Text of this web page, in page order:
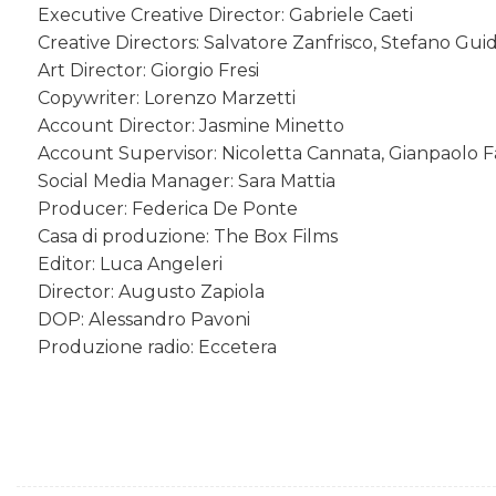
Executive Creative Director: Gabriele Caeti
Creative Directors: Salvatore Zanfrisco, Stefano
Art Director: Giorgio Fresi
Copywriter: Lorenzo Marzetti
Account Director: Jasmine Minetto
Account Supervisor: Nicoletta Cannata, Gianpaolo
Social Media Manager: Sara Mattia
Producer: Federica De Ponte
Casa di produzione: The Box Films
Editor: Luca Angeleri
Director: Augusto Zapiola
DOP: Alessandro Pavoni
Produzione radio: Eccetera